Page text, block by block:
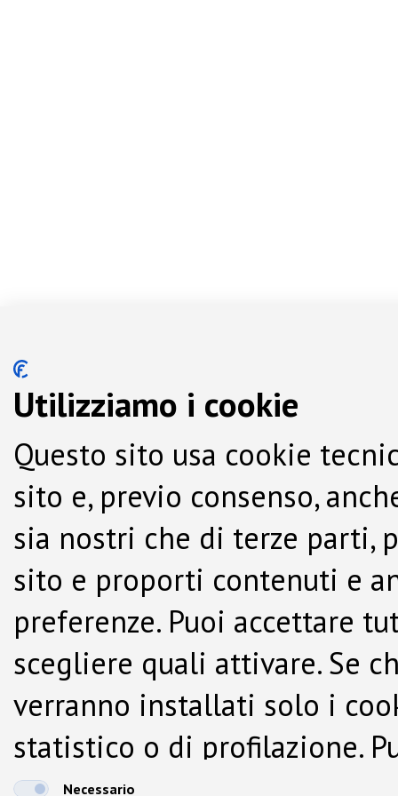
Utilizziamo i cookie
Questo sito usa cookie
sito e, previo consenso,
sia nostri che di terze parti,
sito e proporti contenuti e
preferenze. Puoi accettare
scegliere quali attivare. Se
verranno installati solo i
statistico o di profilazione.
dalla Cookie Policy.
Necessario